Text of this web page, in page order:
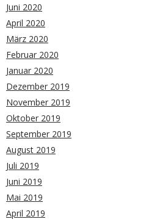
Juni 2020
April 2020
März 2020
Februar 2020
Januar 2020
Dezember 2019
November 2019
Oktober 2019
September 2019
August 2019
Juli 2019
Juni 2019
Mai 2019
April 2019